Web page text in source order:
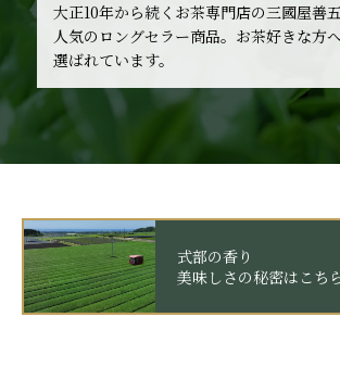
大正10年から続くお茶専門店の三國屋善
人気のロングセラー商品。お茶好きな方
選ばれています。
式部の香り
美味しさの秘密はこち